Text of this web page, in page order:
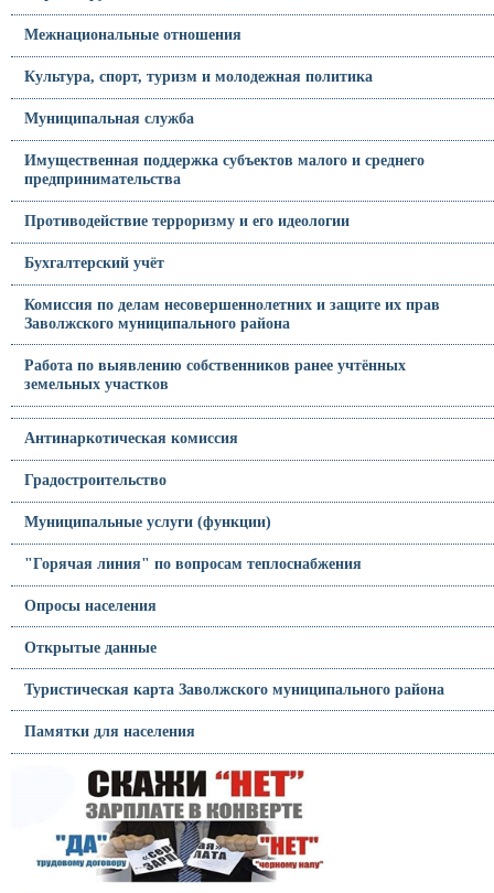
Межнациональные отношения
Культура, спорт, туризм и молодежная политика
Муниципальная служба
Имущественная поддержка субъектов малого и среднего
предпринимательства
Противодействие терроризму и его идеологии
Бухгалтерский учёт
Комиссия по делам несовершеннолетних и защите их прав
Заволжского муниципального района
Работа по выявлению собственников ранее учтённых
земельных участков
Антинаркотическая комиссия
Градостроительство
Муниципальные услуги (функции)
"Горячая линия" по вопросам теплоснабжения
Опросы населения
Открытые данные
Туристическая карта Заволжского муниципального района
Памятки для населения